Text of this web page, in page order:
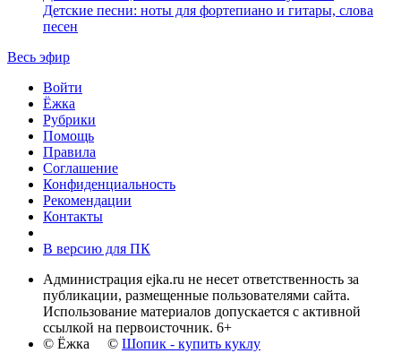
Детские песни: ноты для фортепиано и гитары, слова
песен
Весь эфир
Войти
Ёжка
Рубрики
Помощь
Правила
Соглашение
Конфиденциальность
Рекомендации
Контакты
В версию для ПК
Администрация ejka.ru не несет ответственность за
публикации, размещенные пользователями сайта.
Использование материалов допускается с активной
ссылкой на первоисточник. 6+
© Ёжка © Шопик - купить куклу